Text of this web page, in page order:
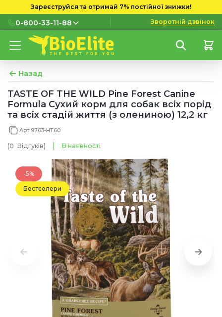
Зареєструйся та отримай 7% постійної знижки!
0-800-33-11-88
0-800-33-11-88
мобільних номерів
(097) 133 11 88
(095) 133 11 88
(073) 133 11 88
Зворотній дзвінок
Назад
TASTE OF THE WILD Pine Forest Canine
Formula Cухий корм для собак всіх порід
та всіх стадій життя (з олениною) 12,2 кг
Арт 9763-HT60
(0 Відгуків) В наявності
-5%
Бестселери